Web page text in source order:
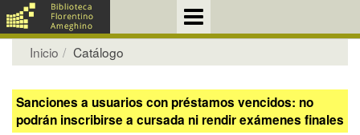
Inicio Catálogo
Sanciones a usuarios con préstamos vencidos: no
podrán inscribirse a cursada ni rendir exámenes finales